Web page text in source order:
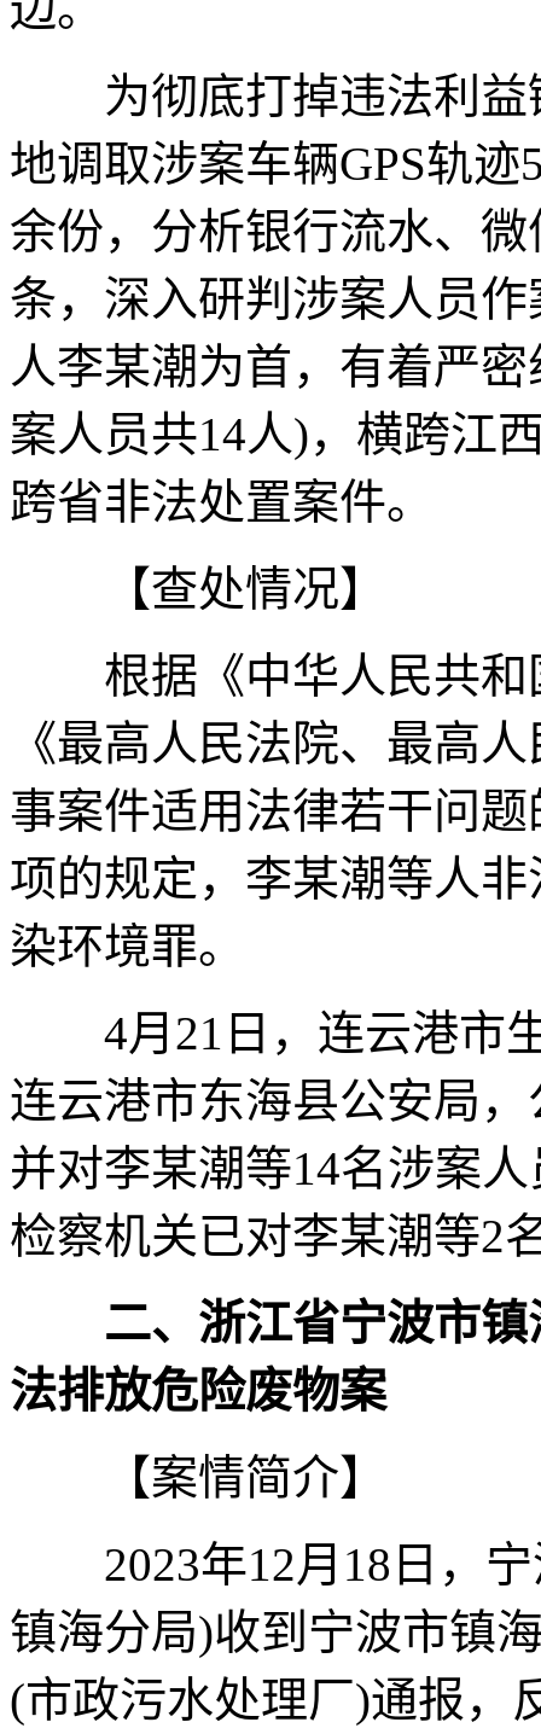
为彻底打掉违法利益
地调取涉案车辆GPS轨
余份，分析银行流水、
条，深入研判涉案人员
人李某潮为首，有着严
案人员共14人)，横跨江
跨省非法处置案件。
【查处情况】
根据《中华人民共和
《最高人民法院、最高
事案件适用法律若干问
项的规定，李某潮等人
染环境罪。
4月21日，连云港市生
连云港市东海县公安局
并对李某潮等14名涉案
检察机关已对李某潮等2
二、浙江省宁波市
法排放危险废物案
【案情简介】
2023年12月18日，宁
镇海分局)收到宁波市镇
(市政污水处理厂)通报，